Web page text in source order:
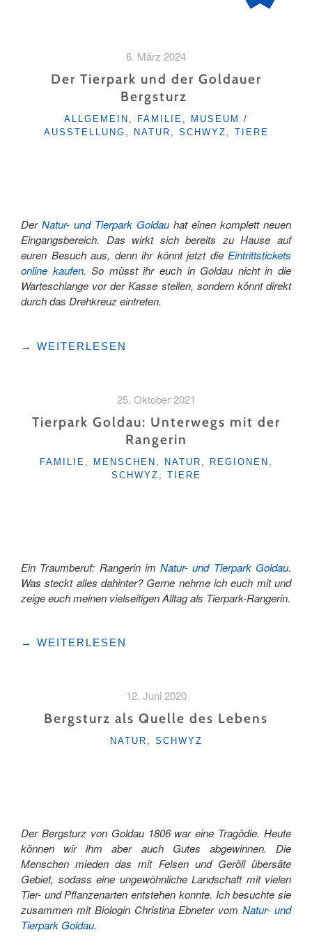
6. März 2024
Der Tierpark und der Goldauer
Bergsturz
KATEGORIEN
ALLGEMEIN , FAMILIE ,
MUSEUM /
AUSSTELLUNG , NATUR , SCHWYZ , TIERE
Der Natur- und Tierpark Goldau hat einen komplett neuen
Eingangsbereich. Das wirkt sich bereits zu Hause auf
euren Besuch aus, denn ihr könnt jetzt die Eintrittstickets
online kaufen. So müsst ihr euch in Goldau nicht in die
Warteschlange vor der Kasse stellen, sondern könnt direkt
durch das Drehkreuz eintreten.
"DER
BERGSTURZ "
→ WEITERLESEN
25. Oktober 2021
Tierpark Goldau: Unterwegs mit der
Rangerin
KATEGORIEN
FAMILIE MENSCHEN NATUR REGIONEN
SCHWYZ
TIERE
Ein Traumberuf: Rangerin imNatur- und Tierpark Goldau.
Was steckt alles dahinter? Gerne nehme ich euch mit und
zeige euch meinen vielseitigen Alltag als Tierpark-Rangerin.
"TIERPARK
RANGERIN"
→ WEITERLESEN
12. Juni 2020
Bergsturz als Quelle des Lebens
KATEGORIEN
NATUR , SCHWYZ
Der Bergsturz von Goldau 1806 war eine Tragödie. Heute
können wir ihm aber auch Gutes abgewinnen. Die
Menschen mieden das mit Felsen und Geröll übersäte
Gebiet, sodass eine ungewöhnliche Landschaft mit vielen
Tier- und Pflanzenarten entstehen konnte. Ich besuchte sie
zusammen mit Biologin Christina Ebneter vomNatur- und
Tierpark Goldau.